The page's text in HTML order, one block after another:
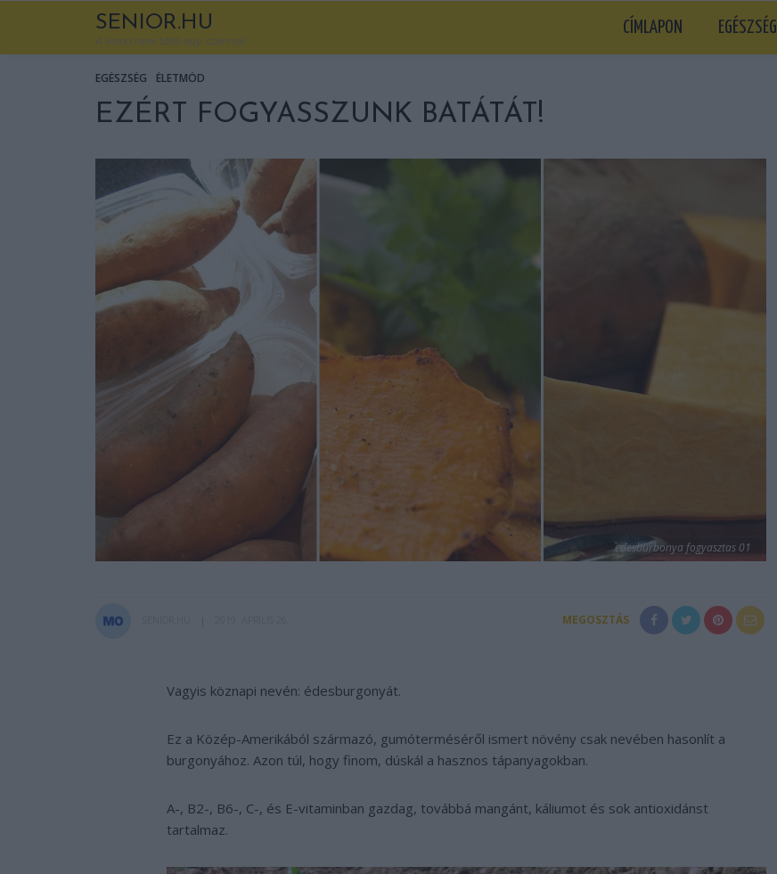
SENIOR.HU
A korod nem több egy számnál
CÍMLAPON EGÉSZSÉG
EGÉSZSÉG ÉLETMÓD
EZÉRT FOGYASSZUNK BATÁTÁT!
edesburbonya fogyasztas 01
MEGOSZTÁS
Vagyis köznapi nevén: édesburgonyát.
Ez a Közép-Amerikából származó, gumóterméséről ismert növény csak nevében hasonlít a
burgonyához. Azon túl, hogy finom, dúskál a hasznos tápanyagokban.
A-, B2-, B6-, C-, és E-vitaminban gazdag, továbbá mangánt, káliumot és sok antioxidánst
tartalmaz.